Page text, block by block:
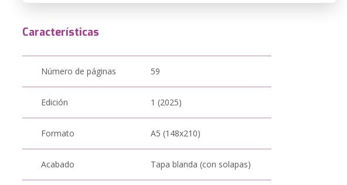
Características
Número de páginas 59
Edición 1 (2025)
Formato A5 (148x210)
Acabado Tapa blanda (con solapas)